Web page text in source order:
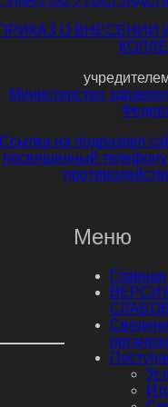
О ВНЕСЕНИИ
Министерство
на подраздел
посвященный
Меню
Главная